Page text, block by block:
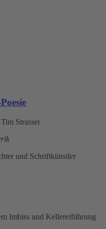
Strasser
und Schriftkünstler
Imbiss und Kellereiführung